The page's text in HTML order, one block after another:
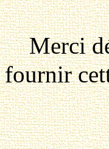
Merci
fournir